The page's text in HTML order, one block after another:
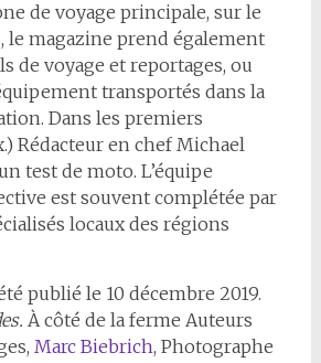
de voyage principale, sur le
le magazine prend également
de voyage et reportages, ou
transportés dans la
Dans les premiers
Rédacteur en chef Michael
test de moto. L’équipe
est souvent complétée par
locaux des régions
publié le 10 décembre 2019.
À côté de la ferme Auteurs
Marc Biebrich, Photographe